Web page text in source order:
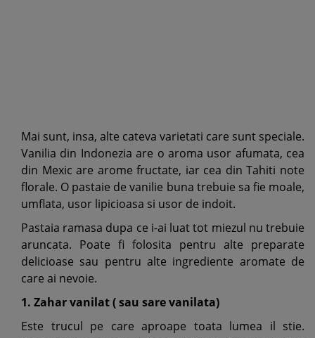
Mai sunt, insa, alte cateva varietati care sunt speciale.
Vanilia din Indonezia are o aroma usor afumata, cea
din Mexic are arome fructate, iar cea din Tahiti note
florale. O pastaie de vanilie buna trebuie sa fie moale,
umflata, usor lipicioasa si usor de indoit.
Pastaia ramasa dupa ce i-ai luat tot miezul nu trebuie
aruncata. Poate fi folosita pentru alte preparate
delicioase sau pentru alte ingrediente aromate de
care ai nevoie.
1. Zahar vanilat ( sau sare vanilata)
Este trucul pe care aproape toata lumea il stie.